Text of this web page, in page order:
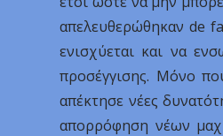
απελευθερώθηκαν de
ενισχύεται και να
προσέγγισης. Μόνο
απέκτησε νέες
απορρόφηση νέων